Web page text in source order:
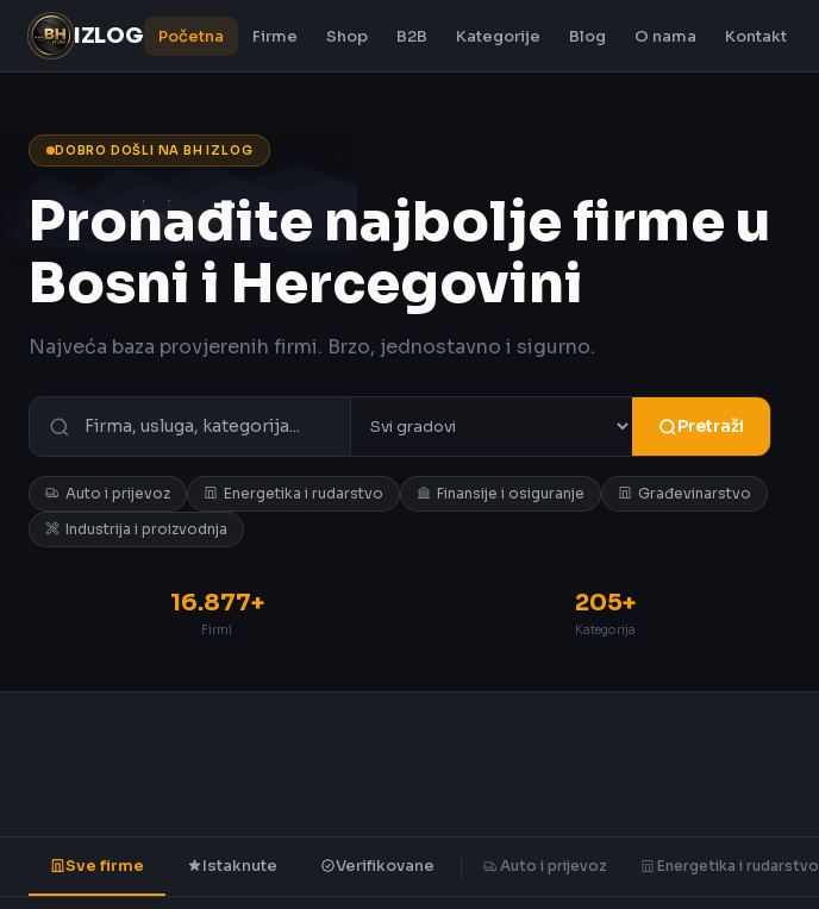
IZLOG Početna Firme Shop B2B Kategorije Blog O nama Kontakt
DOBRO DOŠLI NA BH IZLOG
Pronađite najbolje firme u
Bosni i Hercegovini
Najveća baza provjerenih firmi. Brzo, jednostavno i sigurno.
Pretraži
Auto i prijevoz Energetika i rudarstvo Finansije i osiguranje
Građevinarstvo
Industrija i proizvodnja
16.877+
Firmi
205+
Kategorija
Sve firme Istaknute Verifikovane Auto i prijevoz Energetika i rudarstvo